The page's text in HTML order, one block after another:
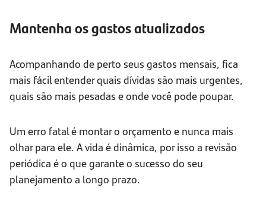
Mantenha os gastos atualizados
Acompanhando de perto seus gastos mensais, fica
mais fácil entender quais dívidas são mais urgentes,
quais são mais pesadas e onde você pode poupar.
Um erro fatal é montar o orçamento e nunca mais
olhar para ele. A vida é dinâmica, por isso a revisão
periódica é o que garante o sucesso do seu
planejamento a longo prazo.